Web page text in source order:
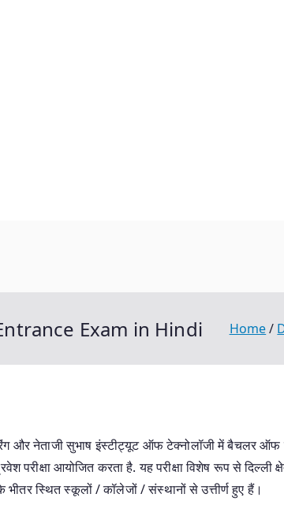
Exam in Hindi Home
और नेताजी सुभाष इंस्टीट्यूट ऑफ टेक्नोलॉजी में बैचलर ऑफ
आयोजित करता है. यह परीक्षा विशेष रूप से दिल्ली
भीतर स्थित स्कूलों / कॉलेजों / संस्थानों से उत्तीर्ण हुए हैं।